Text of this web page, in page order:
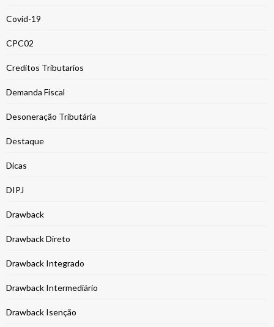
Covid-19
CPC02
Creditos Tributarios
Demanda Fiscal
Desoneração Tributária
Destaque
Dicas
DIPJ
Drawback
Drawback Direto
Drawback Integrado
Drawback Intermediário
Drawback Isenção